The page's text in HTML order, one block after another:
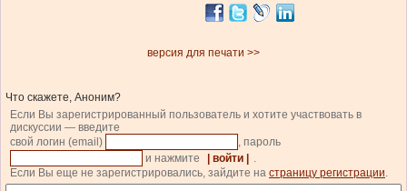
версия для печати >>
Что скажете, Аноним?
Если Вы зарегистрированный пользователь и хотите участвовать в
дискуссии — введите
свой логин (email)
, пароль
и нажмите
| войти |
.
Если Вы еще не зарегистрировались, зайдите на страницу регистрации.